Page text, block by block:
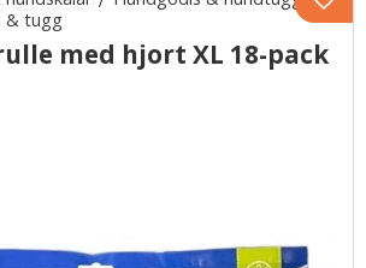
& tugg
med hjort XL 18-pack